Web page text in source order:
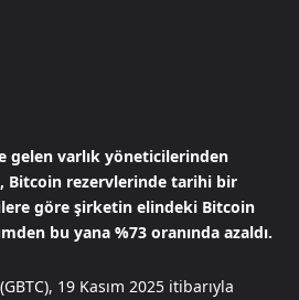
gelen varlık yöneticilerinden
Bitcoin rezervlerinde tarihi bir
göre şirketin elindeki Bitcoin
bu yana %73 oranında azaldı.
19 Kasım 2025 itibarıyla